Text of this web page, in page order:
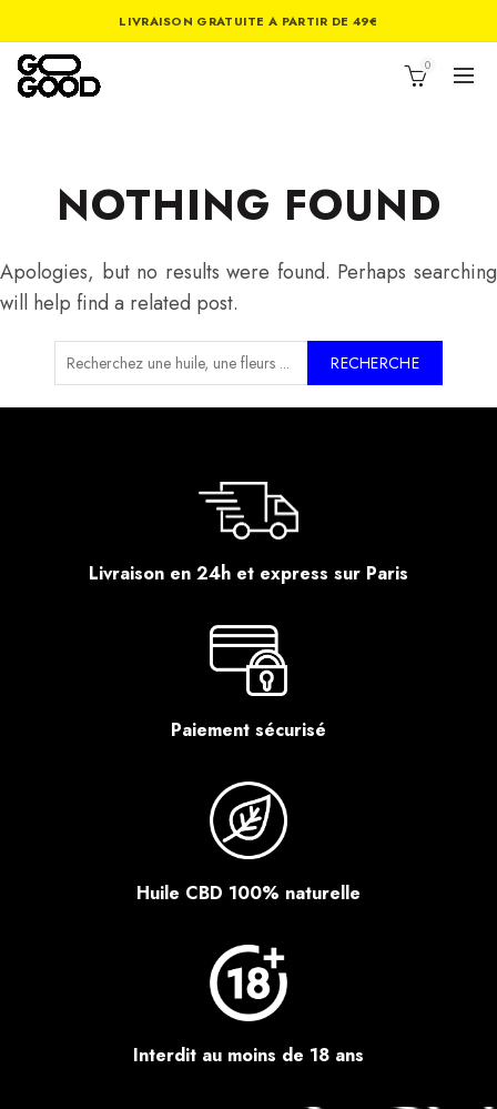
LIVRAISON GRATUITE A PARTIR DE 49€
0
NOTHING FOUND
Apologies, but no results were found. Perhaps searching
will help find a related post.
RECHERCHE
Livraison en 24h et express sur Paris
Paiement sécurisé
Huile CBD 100% naturelle
Interdit au moins de 18 ans